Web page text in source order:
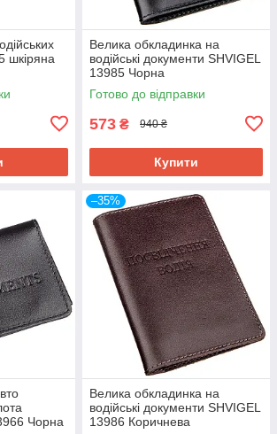
шкіряна
Велика обкладинка на
водійські документи SHVIGEL
13985 Чорна
Готово до відправки
573 ₴ 940 ₴
Купити
Чорна
–35%
Велика обкладинка на
водійські документи SHVIGEL
13986 Коричнева